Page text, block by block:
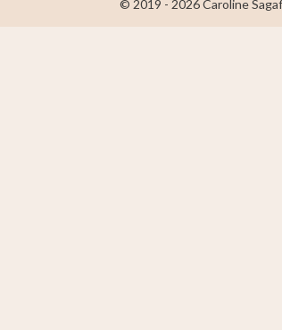
© 2019 - 2026 Caroline